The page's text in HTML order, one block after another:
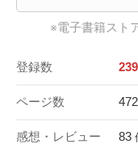
※電子書籍スト
登録数
ページ数 472
感想・レビュー 83